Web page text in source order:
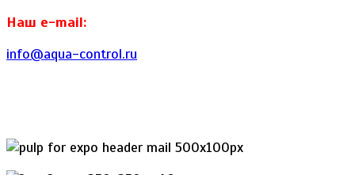
Наш e-mail:
info@aqua-control.ru